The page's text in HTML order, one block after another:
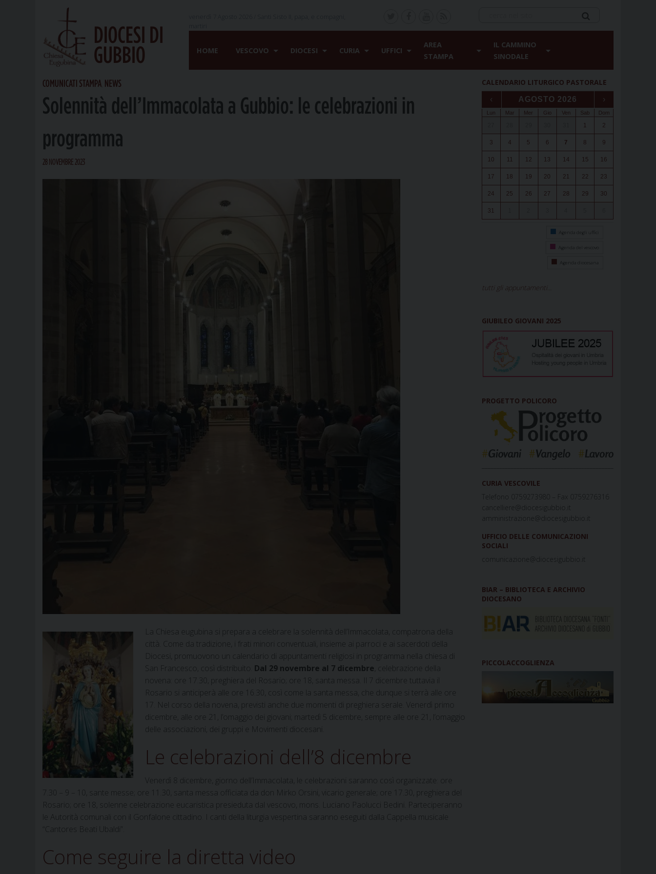
DIOCESI DI
GUBBIO
HOME VESCOVO DIOCESI CURIA UFFICI
AREA
STAMPA
IL CAMMINO
SINODALE
COMUNICATI STAMPA NEWS
Solennità dell’Immacolata a Gubbio: le celebrazioni in
programma
28 NOVEMBRE 2023
La Chiesa eugubina si prepara a celebrare la solennità dell’Immacolata, compatrona della
città. Come da tradizione, i frati minori conventuali, insieme ai parroci e ai sacerdoti della
Diocesi, promuovono un calendario di appuntamenti religiosi in programma nella chiesa di
San Francesco, così distribuito. Dal 29 novembre al 7 dicembre , celebrazione della
novena: ore 17.30, preghiera del Rosario; ore 18, santa messa. Il 7 dicembre tuttavia il
Rosario si anticiperà alle ore 16.30, così come la santa messa, che dunque si terrà alle ore
17. Nel corso della novena, previsti anche due momenti di preghiera serale. Venerdì primo
dicembre, alle ore 21, l’omaggio dei giovani; martedì 5 dicembre, sempre alle ore 21, l’omaggio
delle associazioni, dei gruppi e Movimenti diocesani.
Le celebrazioni dell’8 dicembre
Venerdì 8 dicembre, giorno dell’Immacolata, le celebrazioni saranno così organizzate: ore
7.30 – 9 – 10, sante messe; ore 11.30, santa messa officiata da don Mirko Orsini, vicario generale; ore 17.30, preghiera del
Rosario; ore 18, solenne celebrazione eucaristica presieduta dal vescovo, mons. Luciano Paolucci Bedini. Parteciperanno
le Autorità comunali con il Gonfalone cittadino. I canti della liturgia vespertina saranno eseguiti dalla Cappella musicale
“Cantores Beati Ubaldi”.
Come seguire la diretta video
CALENDARIO LITURGICO PASTORALE
‹ AGOSTO 2026 ›
Lun Mar Mer Gio Ven Sab Dom
1 2
3 4 5 6 7 8 9
10 11 12 13 14 15 16
17 18 19 20 21 22 23
24 25 26 27 28 29 30
31
Agenda degli uffici
Agenda del vescovo
Agenda diocesana
tutti gli appuntamenti...
GIUBILEO GIOVANI 2025
PROGETTO POLICORO
CURIA VESCOVILE
Telefono 0759273980 – Fax 0759276316
cancelliere@diocesigubbio.it
amministrazione@diocesigubbio.it
UFFICIO DELLE COMUNICAZIONI
SOCIALI
comunicazione@diocesigubbio.it
BIAR – BIBLIOTECA E ARCHIVIO
DIOCESANO
PICCOLACCOGLIENZA